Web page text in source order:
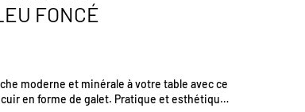
FONCÉ
moderne et minérale à votre table avec ce
en forme de galet. Pratique et esthétique,